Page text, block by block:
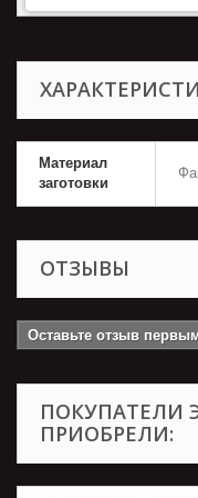
Материал
заготовки
ОТЗЫВЫ
Оставьте отзыв
ПОКУПАТЕЛИ
ПРИОБРЕЛИ: